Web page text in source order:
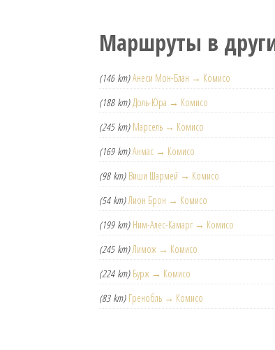
Маршруты в
(146 km) Анеси Мон-Блан → Комисо
(188 km) Доль-Юра → Комисо
(245 km) Марсель → Комисо
(169 km) Анмас → Комисо
(98 km) Виши Шармей → Комисо
(54 km) Лион Брон → Комисо
(199 km) Ним-Алес-Камарг → Комисо
(245 km) Лимож → Комисо
(224 km) Бурж → Комисо
(83 km) Гренобль → Комисо